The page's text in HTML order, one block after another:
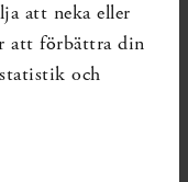
att neka eller
att förbättra din
och
beredning
(SBU); 2015.
85413-85-0.